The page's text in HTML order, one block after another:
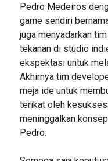
Pedro Medeiros
game sendiri
juga menyadarkan
tekanan di studio
ekspektasi untuk
Akhirnya tim
meja ide untuk
terikat oleh
meninggalkan
Pedro.